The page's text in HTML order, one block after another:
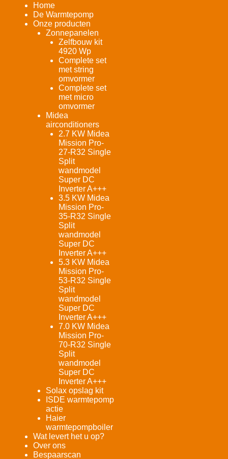
Home
De Warmtepomp
Onze producten
Zonnepanelen
Zelfbouw kit
4920 Wp
Complete set
met string
omvormer
Complete set
met micro
omvormer
Midea
airconditioners
2.7 KW Midea
Mission Pro-
27-R32 Single
Split
wandmodel
Super DC
Inverter A+++
3.5 KW Midea
Mission Pro-
35-R32 Single
Split
wandmodel
Super DC
Inverter A+++
5.3 KW Midea
Mission Pro-
53-R32 Single
Split
wandmodel
Super DC
Inverter A+++
7.0 KW Midea
Mission Pro-
70-R32 Single
Split
wandmodel
Super DC
Inverter A+++
Solax opslag kit
ISDE warmtepomp
actie
Haier
warmtepompboiler
Wat levert het u op?
Over ons
Bespaarscan